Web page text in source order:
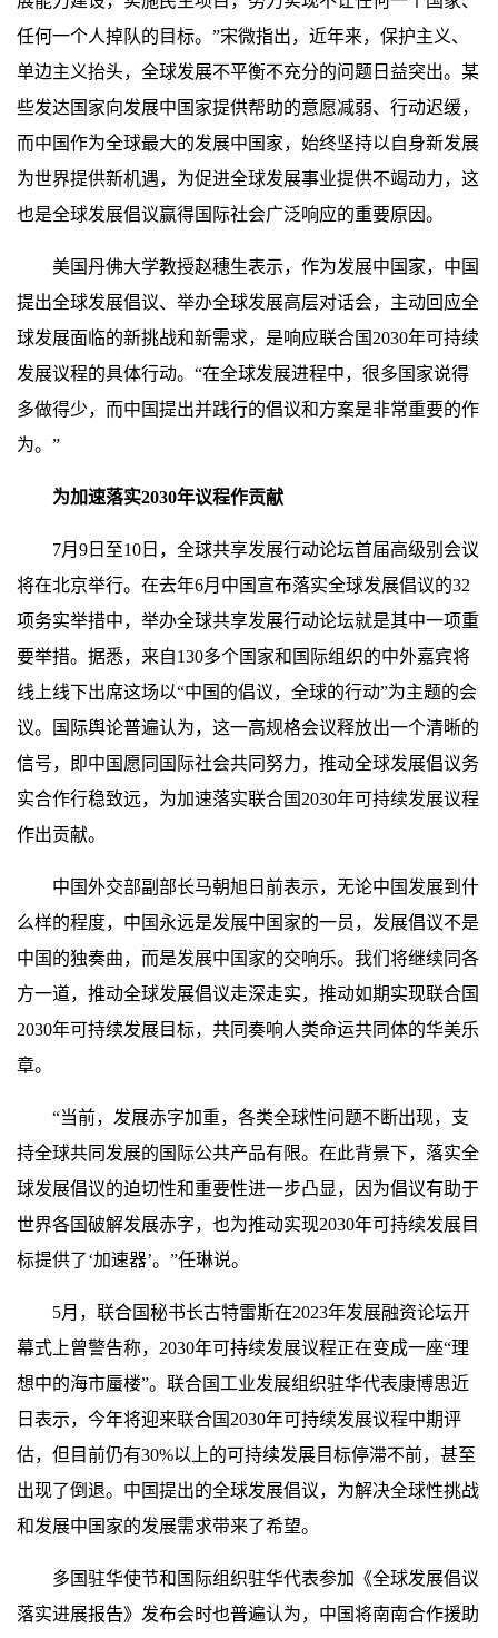
任何一个人掉队的目标。”宋微指出，近年来，保护主义、
单边主义抬头，全球发展不平衡不充分的问题日益突出。某
些发达国家向发展中国家提供帮助的意愿减弱、行动迟缓，
而中国作为全球最大的发展中国家，始终坚持以自身新发展
为世界提供新机遇，为促进全球发展事业提供不竭动力，这
也是全球发展倡议赢得国际社会广泛响应的重要原因。
美国丹佛大学教授赵穗生表示，作为发展中国家，中国
提出全球发展倡议、举办全球发展高层对话会，主动回应全
球发展面临的新挑战和新需求，是响应联合国2030年可持续
发展议程的具体行动。“在全球发展进程中，很多国家说得
多做得少，而中国提出并践行的倡议和方案是非常重要的作
为。”
为加速落实2030年议程作贡献
7月9日至10日，全球共享发展行动论坛首届高级别会议
将在北京举行。在去年6月中国宣布落实全球发展倡议的32
项务实举措中，举办全球共享发展行动论坛就是其中一项重
要举措。据悉，来自130多个国家和国际组织的中外嘉宾将
线上线下出席这场以“中国的倡议，全球的行动”为主题的会
议。国际舆论普遍认为，这一高规格会议释放出一个清晰的
信号，即中国愿同国际社会共同努力，推动全球发展倡议务
实合作行稳致远，为加速落实联合国2030年可持续发展议程
作出贡献。
中国外交部副部长马朝旭日前表示，无论中国发展到什
么样的程度，中国永远是发展中国家的一员，发展倡议不是
中国的独奏曲，而是发展中国家的交响乐。我们将继续同各
方一道，推动全球发展倡议走深走实，推动如期实现联合国
2030年可持续发展目标，共同奏响人类命运共同体的华美乐
章。
“当前，发展赤字加重，各类全球性问题不断出现，支
持全球共同发展的国际公共产品有限。在此背景下，落实全
球发展倡议的迫切性和重要性进一步凸显，因为倡议有助于
世界各国破解发展赤字，也为推动实现2030年可持续发展目
标提供了‘加速器’。”任琳说。
5月，联合国秘书长古特雷斯在2023年发展融资论坛开
幕式上曾警告称，2030年可持续发展议程正在变成一座“理
想中的海市蜃楼”。联合国工业发展组织驻华代表康博思近
日表示，今年将迎来联合国2030年可持续发展议程中期评
估，但目前仍有30%以上的可持续发展目标停滞不前，甚至
出现了倒退。中国提出的全球发展倡议，为解决全球性挑战
和发展中国家的发展需求带来了希望。
多国驻华使节和国际组织驻华代表参加《全球发展倡议
落实进展报告》发布会时也普遍认为，中国将南南合作援助